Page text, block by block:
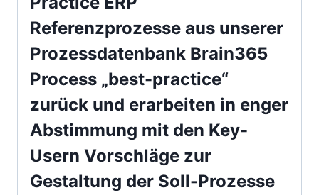
Referenzprozesse aus unserer
Prozessdatenbank Brain365
Process „best-practice“
zurück und erarbeiten in enger
Abstimmung mit den Key-
Usern Vorschläge zur
Gestaltung der Soll-Prozesse